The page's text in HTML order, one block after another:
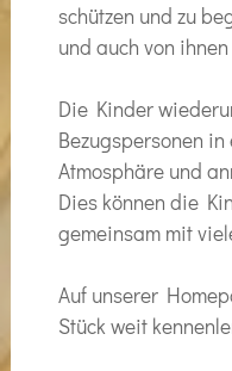
schützen und zu
und auch von
Die Kinder
Bezugspersonen
Atmosphäre und
Dies können die
gemeinsam mit
Auf unserer
Stück weit